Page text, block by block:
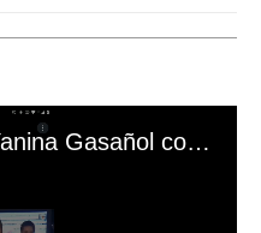
El mal momento de Yanina Gasañol con un hincha argentino en "Subrayado"